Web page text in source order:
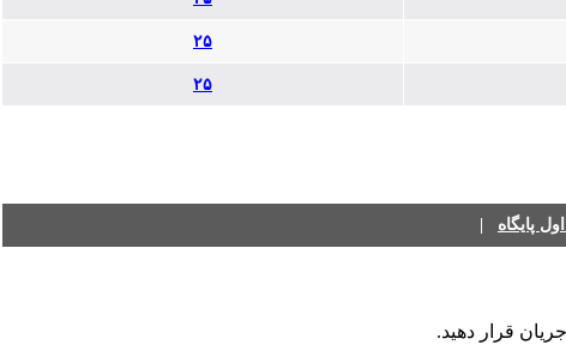
۲۵
۲۵
پایگاه
قرار دهید.